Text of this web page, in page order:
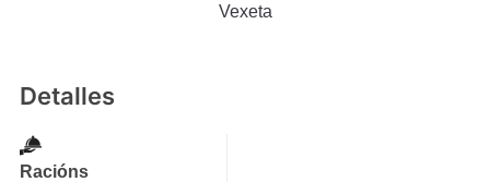
Vexeta
Detalles
Racións